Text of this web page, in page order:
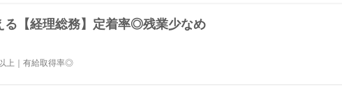
る【経理総務】定着率◎残業少なめ
上｜有給取得率◎